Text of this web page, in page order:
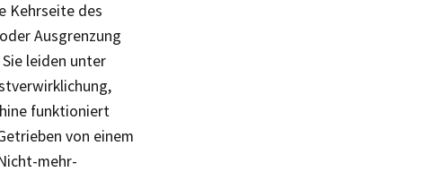
Kehrseite des
Ausgrenzung
leiden unter
funktioniert
von einem
mehr-